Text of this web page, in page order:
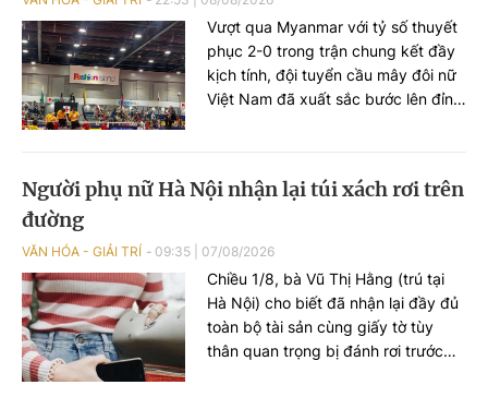
Vượt qua Myanmar với tỷ số thuyết
phục 2-0 trong trận chung kết đầy
kịch tính, đội tuyển cầu mây đôi nữ
Việt Nam đã xuất sắc bước lên đỉnh
Người phụ nữ Hà Nội nhận lại túi xách rơi trên
đường
VĂN HÓA - GIẢI TRÍ 09:35 07/08/2026
Chiều 1/8, bà Vũ Thị Hằng (trú tại
Hà Nội) cho biết đã nhận lại đầy đủ
toàn bộ tài sản cùng giấy tờ tùy
thân quan trọng bị đánh rơi trước